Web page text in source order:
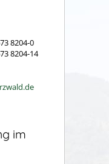
8204-0
8204-14
im